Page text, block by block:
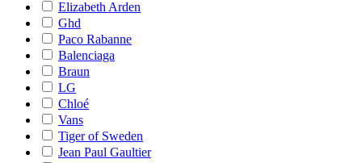
Elizabeth Arden
Ghd
Paco Rabanne
Balenciaga
Braun
LG
Chloé
Vans
Tiger of Sweden
Jean Paul Gaultier